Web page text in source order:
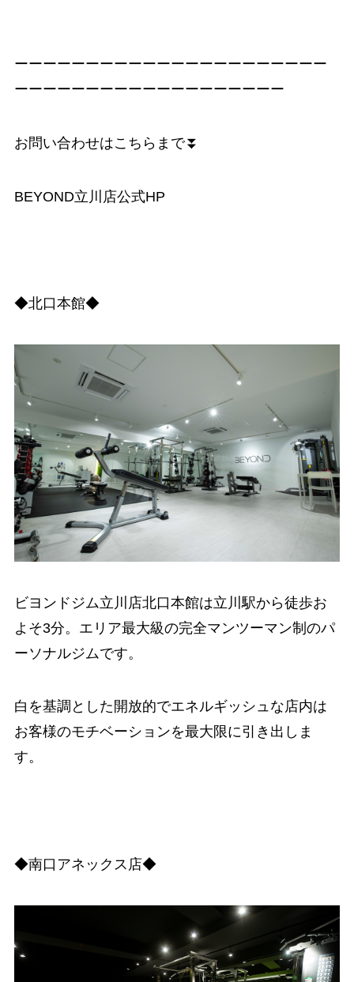
ーーーーーーーーーーーーーーーーーーーーーー
ーーーーーーーーーーーーーーーーーーー
お問い合わせはこちらまで⏬
BEYOND立川店公式HP
◆北口本館◆
ビヨンドジム立川店北口本館は立川駅から徒歩お
よそ3分。エリア最大級の完全マンツーマン制のパ
ーソナルジムです。
白を基調とした開放的でエネルギッシュな店内は
お客様のモチベーションを最大限に引き出しま
す。
◆南口アネックス店◆